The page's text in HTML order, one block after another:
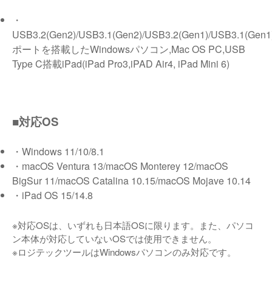
・
USB3.2(Gen2)/USB3.1(Gen2)/USB3.2(Gen1)/
ポートを搭載したWindowsパソコン,Mac OS PC,USB
Type C搭載iPad(iPad Pro3,iPAD Air4, iPad Mini 6)
■対応OS
・Windows 11/10/8.1
・macOS Ventura 13/macOS Monterey 12/macOS
BigSur 11/macOS Catalina 10.15/macOS Mojave 10.14
・iPad OS 15/14.8
※対応OSは、いずれも日本語OSに限ります。また、パソコ
ン本体が対応していないOSでは使用できません。
※ロジテックツールはWindowsパソコンのみ対応です。